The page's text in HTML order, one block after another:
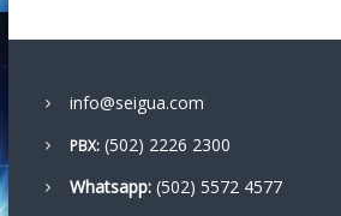
r
d
a
info@seigua.com
PBX:(502) 2226 2300
Whatsapp:(502) 5572 4577